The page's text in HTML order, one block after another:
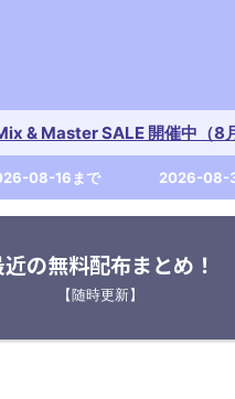
& Master SALE 開催中（8月
08-16まで 2026-08-
の無料配布まとめ！
【随時更新】